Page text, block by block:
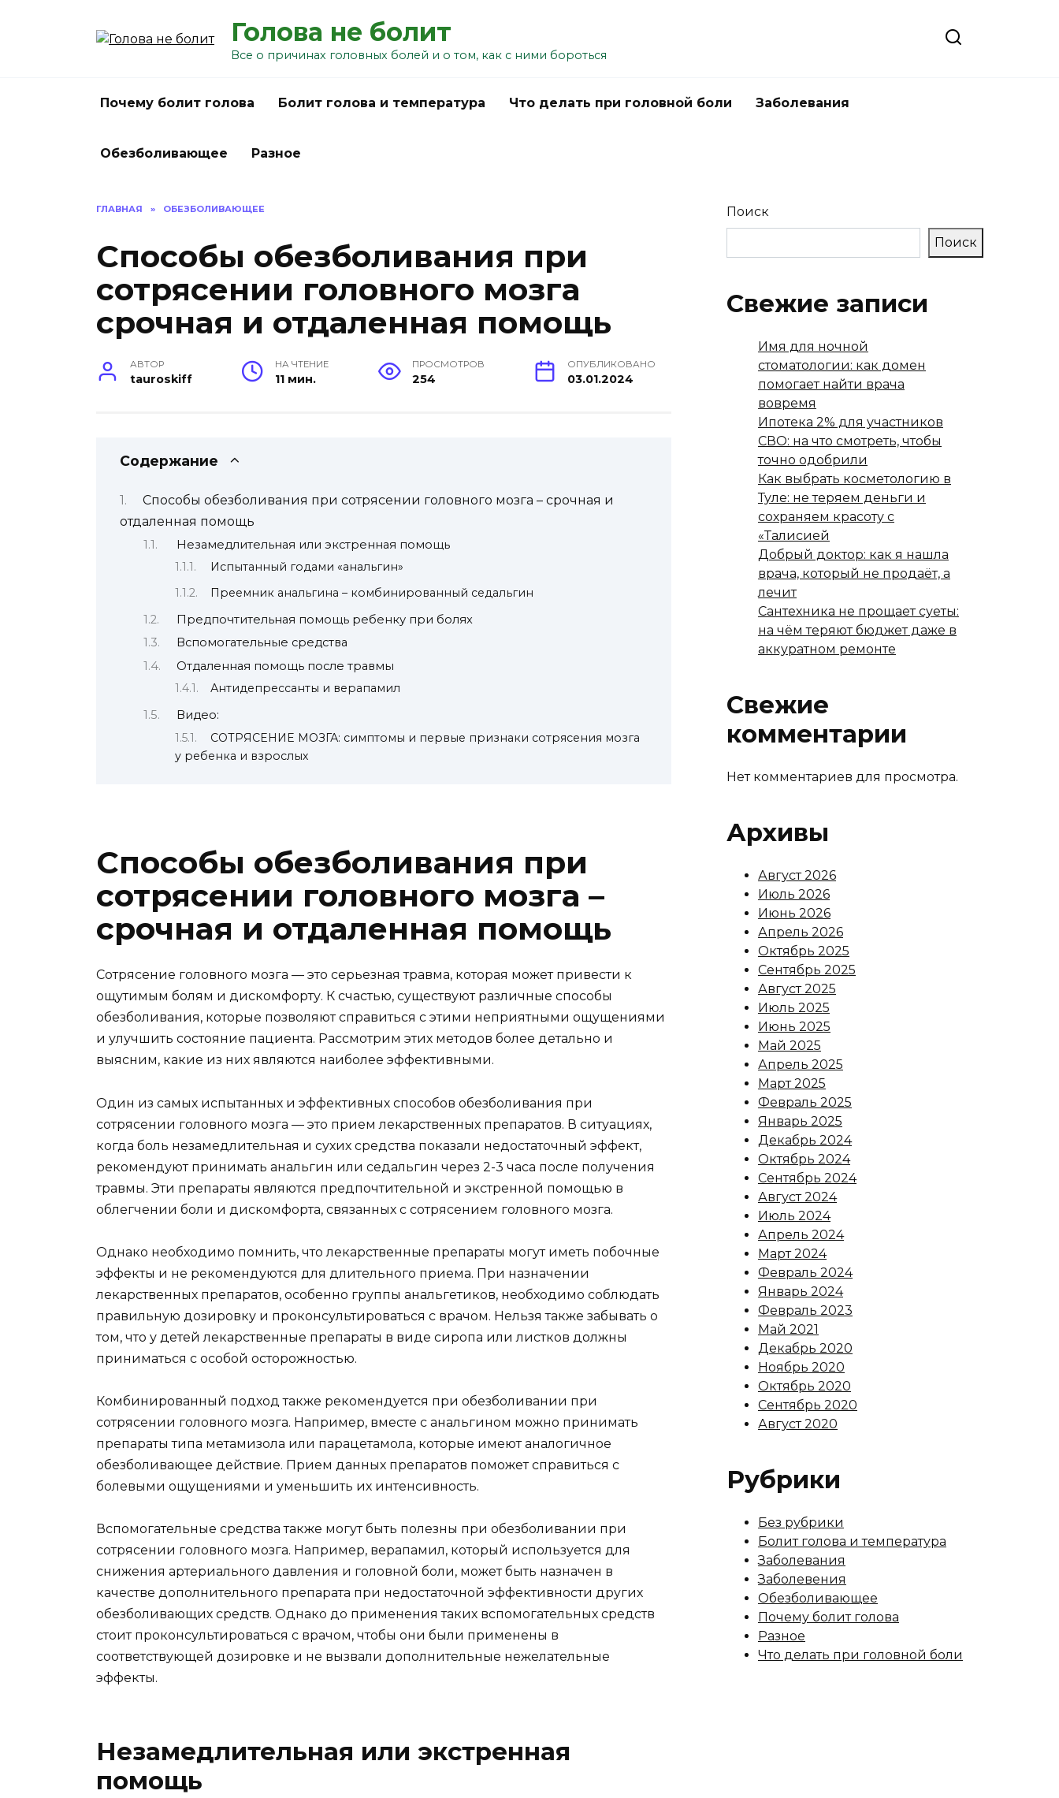
Голова не болит
Все о причинах головных болей и о том, как с ними бороться
Почему болит голова Болит голова и температура Что делать при головной боли Заболевания
Обезболивающее Разное
ГЛАВНАЯ » ОБЕЗБОЛИВАЮЩЕЕ
Способы обезболивания при
сотрясении головного мозга
срочная и отдаленная помощь
АВТОР
tauroskiff
НА ЧТЕНИЕ
11 мин.
ПРОСМОТРОВ
254
ОПУБЛИКОВАНО
03.01.2024
Содержание
Способы обезболивания при сотрясении головного мозга – срочная и
отдаленная помощь
Незамедлительная или экстренная помощь
Испытанный годами «анальгин»
Преемник анальгина – комбинированный седальгин
Предпочтительная помощь ребенку при болях
Вспомогательные средства
Отдаленная помощь после травмы
Антидепрессанты и верапамил
Видео:
СОТРЯСЕНИЕ МОЗГА: симптомы и первые признаки сотрясения мозга
у ребенка и взрослых
Способы обезболивания при
сотрясении головного мозга –
срочная и отдаленная помощь
Сотрясение головного мозга — это серьезная травма, которая может привести к
ощутимым болям и дискомфорту. К счастью, существуют различные способы
обезболивания, которые позволяют справиться с этими неприятными ощущениями
и улучшить состояние пациента. Рассмотрим этих методов более детально и
выясним, какие из них являются наиболее эффективными.
Один из самых испытанных и эффективных способов обезболивания при
сотрясении головного мозга — это прием лекарственных препаратов. В ситуациях,
когда боль незамедлительная и сухих средства показали недостаточный эффект,
рекомендуют принимать анальгин или седальгин через 2-3 часа после получения
травмы. Эти препараты являются предпочтительной и экстренной помощью в
облегчении боли и дискомфорта, связанных с сотрясением головного мозга.
Однако необходимо помнить, что лекарственные препараты могут иметь побочные
эффекты и не рекомендуются для длительного приема. При назначении
лекарственных препаратов, особенно группы анальгетиков, необходимо соблюдать
правильную дозировку и проконсультироваться с врачом. Нельзя также забывать о
том, что у детей лекарственные препараты в виде сиропа или листков должны
приниматься с особой осторожностью.
Комбинированный подход также рекомендуется при обезболивании при
сотрясении головного мозга. Например, вместе с анальгином можно принимать
препараты типа метамизола или парацетамола, которые имеют аналогичное
обезболивающее действие. Прием данных препаратов поможет справиться с
болевыми ощущениями и уменьшить их интенсивность.
Вспомогательные средства также могут быть полезны при обезболивании при
сотрясении головного мозга. Например, верапамил, который используется для
снижения артериального давления и головной боли, может быть назначен в
качестве дополнительного препарата при недостаточной эффективности других
обезболивающих средств. Однако до применения таких вспомогательных средств
стоит проконсультироваться с врачом, чтобы они были применены в
соответствующей дозировке и не вызвали дополнительные нежелательные
эффекты.
Незамедлительная или экстренная
помощь
Поиск
Поиск
Свежие записи
Имя для ночной
стоматологии: как домен
помогает найти врача
вовремя
Ипотека 2% для участников
СВО: на что смотреть, чтобы
точно одобрили
Как выбрать косметологию в
Туле: не теряем деньги и
сохраняем красоту с
«Талисией
Добрый доктор: как я нашла
врача, который не продаёт, а
лечит
Сантехника не прощает суеты:
на чём теряют бюджет даже в
аккуратном ремонте
Свежие
комментарии
Нет комментариев для просмотра.
Архивы
Август 2026
Июль 2026
Июнь 2026
Апрель 2026
Октябрь 2025
Сентябрь 2025
Август 2025
Июль 2025
Июнь 2025
Май 2025
Апрель 2025
Март 2025
Февраль 2025
Январь 2025
Декабрь 2024
Октябрь 2024
Сентябрь 2024
Август 2024
Июль 2024
Апрель 2024
Март 2024
Февраль 2024
Январь 2024
Февраль 2023
Май 2021
Декабрь 2020
Ноябрь 2020
Октябрь 2020
Сентябрь 2020
Август 2020
Рубрики
Без рубрики
Болит голова и температура
Заболевания
Заболевения
Обезболивающее
Почему болит голова
Разное
Что делать при головной боли